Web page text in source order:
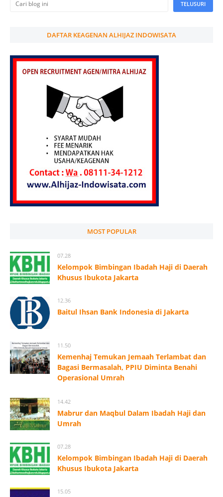
DAFTAR KEAGENAN ALHIJAZ INDOWISATA
MOST POPULAR
07.28
Kelompok Bimbingan Ibadah Haji di Daerah
Khusus Ibukota Jakarta
12.36
Baitul Ihsan Bank Indonesia di Jakarta
11.50
Kemenhaj Temukan Jemaah Terlambat dan
Bagasi Bermasalah, PPIU Diminta Benahi
Operasional Umrah
14.42
Mabrur dan Maqbul Dalam Ibadah Haji dan
Umrah
07.28
Kelompok Bimbingan Ibadah Haji di Daerah
Khusus Ibukota Jakarta
15.05